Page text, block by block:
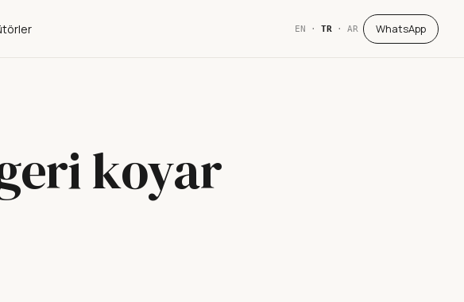
EN · TR · AR WhatsApp
geri koyar